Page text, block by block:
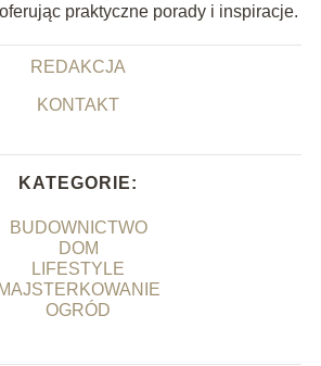
praktyczne porady i inspiracje.
REDAKCJA
KONTAKT
KATEGORIE:
BUDOWNICTWO
DOM
LIFESTYLE
MAJSTERKOWANIE
OGRÓD